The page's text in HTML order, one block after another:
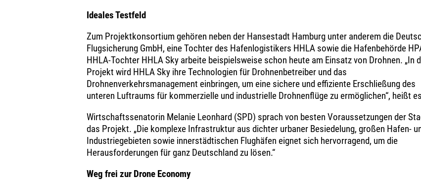
Ideales Testfeld
Zum Projektkonsortium gehören neben der Hansestadt Hamburg unter anderem die
Flugsicherung GmbH, eine Tochter des Hafenlogistikers HHLA sowie die Hafenbehörde
HHLA-Tochter HHLA Sky arbeite beispielsweise schon heute am Einsatz von Drohnen. „In
Projekt wird HHLA Sky ihre Technologien für Drohnenbetreiber und das
Drohnenverkehrsmanagement einbringen, um eine sichere und effiziente Erschließung des
unteren Luftraums für kommerzielle und industrielle Drohnenflüge zu ermöglichen“, heißt
Wirtschaftssenatorin Melanie Leonhard (SPD) sprach von besten Voraussetzungen der
das Projekt. „Die komplexe Infrastruktur aus dichter urbaner Besiedelung, großen Hafen-
Industriegebieten sowie innerstädtischen Flughäfen eignet sich hervorragend, um die
Herausforderungen für ganz Deutschland zu lösen.“
Weg frei zur Drone Economy